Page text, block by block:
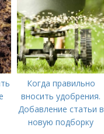
Когда правильно
вносить удобрения.
Добавление статьи в
новую подборку